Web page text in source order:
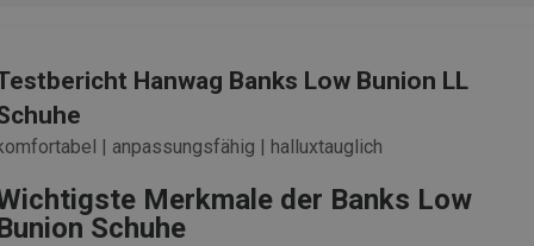
Hanwag Banks Low Bunion LL
| anpassungsfähig | halluxtauglich
Merkmale der Banks Low
Schuhe